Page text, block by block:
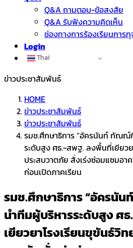
Q&A ถามตอบ-ข้อสงสัย
Q&A รับฟังความคิดเห็น
ช่องทางการร้องเรียนการ
Login
Thai
ข่าวประชาสัมพันธ์
HOME
ข่าวประชาสัมพันธ์
ข่าวประชาสัมพันธ์
รมช.ศึกษาธิการ “อัครนันท์ กัณ
ระดับสูง ศธ.-สพฐ. ลงพื้นที่เยียว
ประสบวาตภัย สั่งเร่งซ่อมแซมอา
ก่อนเปิดภาคเรียน
รมช.ศึกษาธิการ “อัครนั
นำทีมผู้บริหารระดับสูง ศ
เยียวยาโรงเรียนขุขันธ์วิ